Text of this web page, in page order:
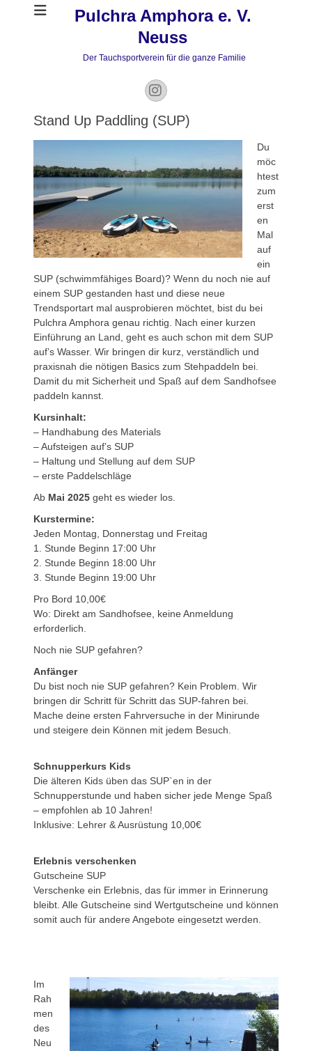
Pulchra Amphora e. V.
Neuss
Der Tauchsportverein für die ganze Familie
Instagram
Stand Up Paddling (SUP)
Du
möc
htest
zum
erst
en
Mal
auf
ein
SUP (schwimmfähiges Board)? Wenn du noch nie auf
einem SUP gestanden hast und diese neue
Trendsportart mal ausprobieren möchtet, bist du bei
Pulchra Amphora genau richtig. Nach einer kurzen
Einführung an Land, geht es auch schon mit dem SUP
auf’s Wasser. Wir bringen dir kurz, verständlich und
praxisnah die nötigen Basics zum Stehpaddeln bei.
Damit du mit Sicherheit und Spaß auf dem Sandhofsee
paddeln kannst.
Kursinhalt:
– Handhabung des Materials
– Aufsteigen auf’s SUP
– Haltung und Stellung auf dem SUP
– erste Paddelschläge
Ab Mai 2025 geht es wieder los.
Kurstermine:
Jeden Montag, Donnerstag und Freitag
1. Stunde Beginn 17:00 Uhr
2. Stunde Beginn 18:00 Uhr
3. Stunde Beginn 19:00 Uhr
Pro Bord 10,00€
Wo: Direkt am Sandhofsee, keine Anmeldung
erforderlich.
Noch nie SUP gefahren?
Anfänger
Du bist noch nie SUP gefahren? Kein Problem. Wir
bringen dir Schritt für Schritt das SUP-fahren bei.
Mache deine ersten Fahrversuche in der Minirunde
und steigere dein Können mit jedem Besuch.
Schnupperkurs Kids
Die älteren Kids üben das SUP`en in der
Schnupperstunde und haben sicher jede Menge Spaß
– empfohlen ab 10 Jahren!
Inklusive: Lehrer & Ausrüstung 10,00€
Erlebnis verschenken
Gutscheine SUP
Verschenke ein Erlebnis, das für immer in Erinnerung
bleibt. Alle Gutscheine sind Wertgutscheine und können
somit auch für andere Angebote eingesetzt werden.
Im
Rah
men
des
Neu